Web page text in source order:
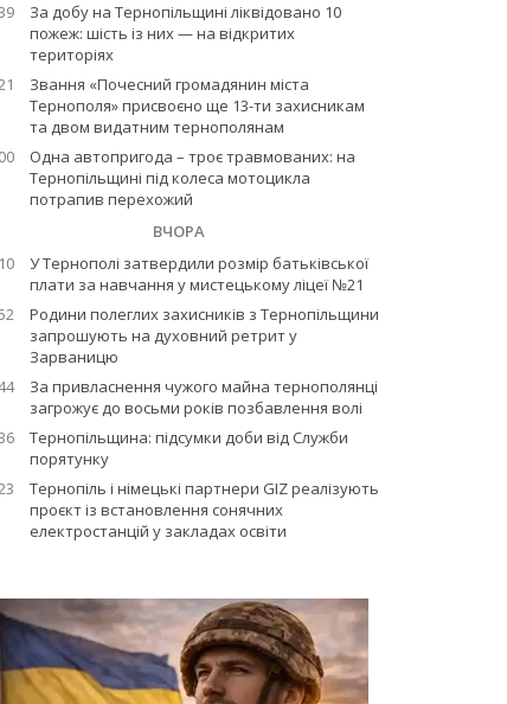
За добу на Тернопільщині ліквідовано 10
пожеж: шість із них — на відкритих
територіях
Звання «Почесний громадянин міста
Тернополя» присвоєно ще 13-ти захисникам
та двом видатним тернополянам
Одна автопригода – троє травмованих: на
Тернопільщині під колеса мотоцикла
потрапив перехожий
ВЧОРА
У Тернополі затвердили розмір батьківської
плати за навчання у мистецькому ліцеї №21
Родини полеглих захисників з Тернопільщини
запрошують на духовний ретрит у
Зарваницю
За привласнення чужого майна тернополянці
загрожує до восьми років позбавлення волі
Тернопільщина: підсумки доби від Служби
порятунку
Тернопіль і німецькі партнери GIZ реалізують
проєкт із встановлення сонячних
електростанцій у закладах освіти